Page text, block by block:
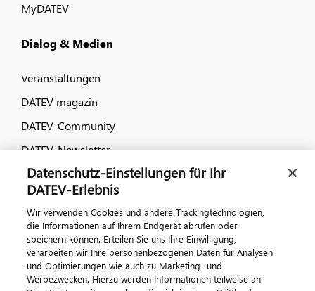
MyDATEV
Dialog & Medien
Veranstaltungen
DATEV magazin
DATEV-Community
DATEV-Newsletter
Kontaktieren Sie uns
Datenschutz-Einstellungen für Ihr
DATEV-Erlebnis
Wir verwenden Cookies und andere Trackingtechnologien,
die Informationen auf Ihrem Endgerät abrufen oder
speichern können. Erteilen Sie uns Ihre Einwilligung,
verarbeiten wir Ihre personenbezogenen Daten für Analysen
und Optimierungen wie auch zu Marketing- und
Werbezwecken. Hierzu werden Informationen teilweise an